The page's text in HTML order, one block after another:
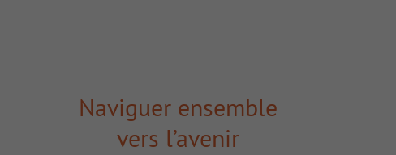
Naviguer ensemble
vers l’avenir